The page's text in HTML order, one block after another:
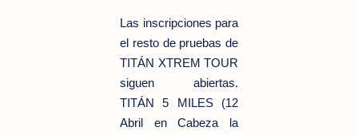
Las inscripciones para
el resto de pruebas de
TITÁN XTREM TOUR
siguen abiertas.
TITÁN 5 MILES (12
Abril en Cabeza la